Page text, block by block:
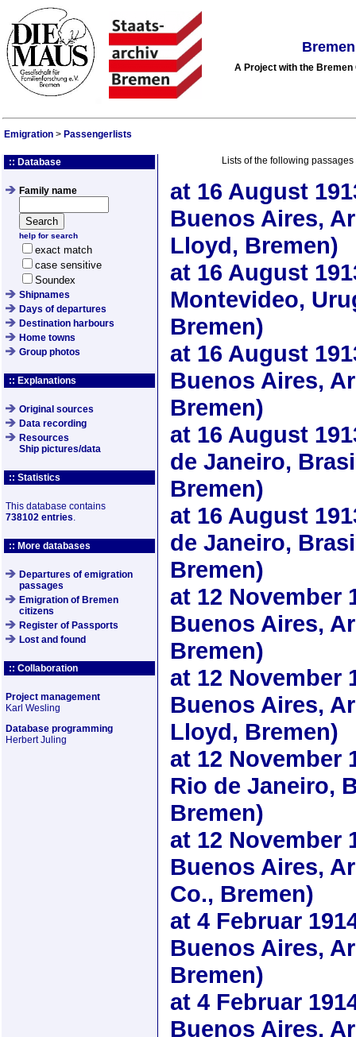
A Project with the
Emigration > Passengerlists
:: Database
Family name
help for search
exact match
case sensitive
Soundex
Shipnames
Days of departures
Destination harbours
Home towns
Group photos
:: Explanations
Original sources
Data recording
Resources
Ship pictures/data
:: Statistics
This database contains
738102 entries.
:: More databases
Departures of emigration
passages
Emigration of Bremen
citizens
Register of Passports
Lost and found
:: Collaboration
Project management
Karl Wesling
Database programming
Herbert Juling
Lists of the following
at 16 August
Buenos Aires,
Lloyd, Bremen)
at 16 August
Montevideo,
Bremen)
at 16 August
Buenos Aires,
Bremen)
at 16 August
de Janeiro,
Bremen)
at 16 August
de Janeiro,
Bremen)
at 12 November
Buenos Aires,
Bremen)
at 12 November
Buenos Aires,
Lloyd, Bremen)
at 12 November
Rio de Janeiro,
Bremen)
at 12 November
Buenos Aires,
Co., Bremen)
at 4 Februar
Buenos Aires,
Bremen)
at 4 Februar
Buenos Aires,